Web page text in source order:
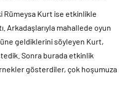
Rümeysa Kurt ise etkinlikle
Arkadaşlarıyla mahallede oyun
geldiklerini söyleyen Kurt,
Sonra burada etkinlik
gösterdiler, çok hoşumuza